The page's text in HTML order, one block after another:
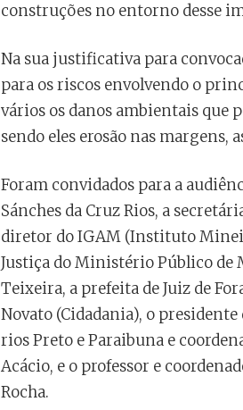
construções no entorno desse
Na sua justificativa para
para os riscos envolvendo o
vários os danos ambientais que
sendo eles erosão nas margens,
Foram convidados para a
Sánches da Cruz Rios, a
diretor do IGAM (Instituto
Justiça do Ministério Público de
Teixeira, a prefeita de Juiz de
Novato (Cidadania), o presidente
rios Preto e Paraibuna e
Acácio, e o professor e
Rocha.